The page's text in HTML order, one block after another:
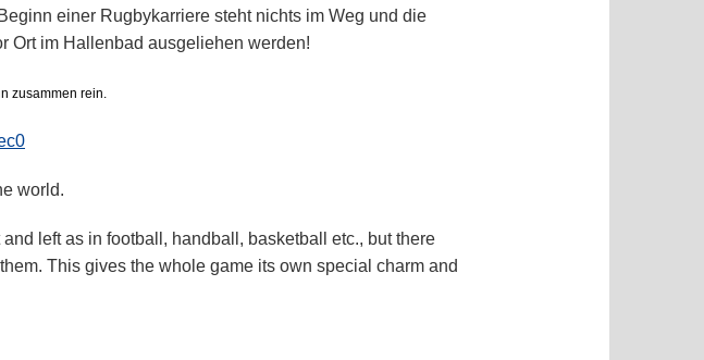
einer Rugbykarriere steht nichts im Weg und die
Ort im Hallenbad ausgeliehen werden!
zusammen rein.
world.
left as in football, handball, basketball etc., but there
This gives the whole game its own special charm and